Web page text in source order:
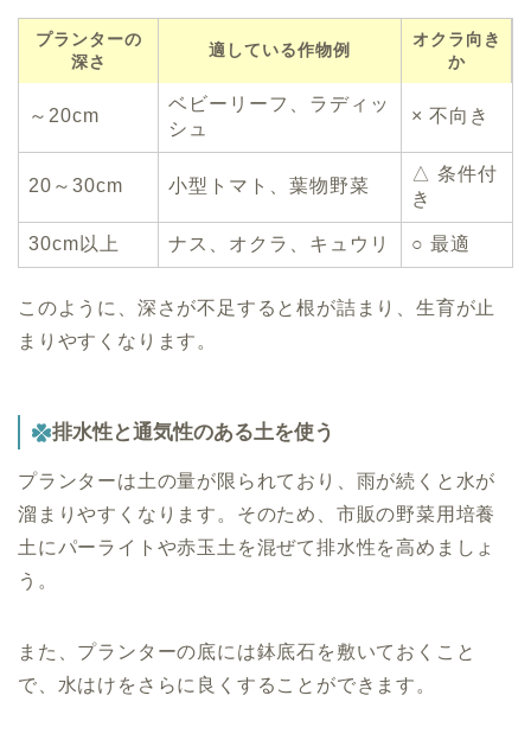
プランターの
深さ
適している作物例
オクラ向き
か
～20cm
ベビーリーフ、ラディッ
シュ
× 不向き
20～30cm 小型トマト、葉物野菜
△ 条件付
き
30cm以上 ナス、オクラ、キュウリ ○ 最適
このように、深さが不足すると根が詰まり、生育が止
まりやすくなります。
排水性と通気性のある土を使う
プランターは土の量が限られており、雨が続くと水が
溜まりやすくなります。そのため、市販の野菜用培養
土にパーライトや赤玉土を混ぜて排水性を高めましょ
う。
また、プランターの底には鉢底石を敷いておくこと
で、水はけをさらに良くすることができます。